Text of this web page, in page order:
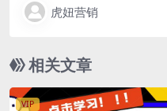
虎妞营销
相关文章
VIP